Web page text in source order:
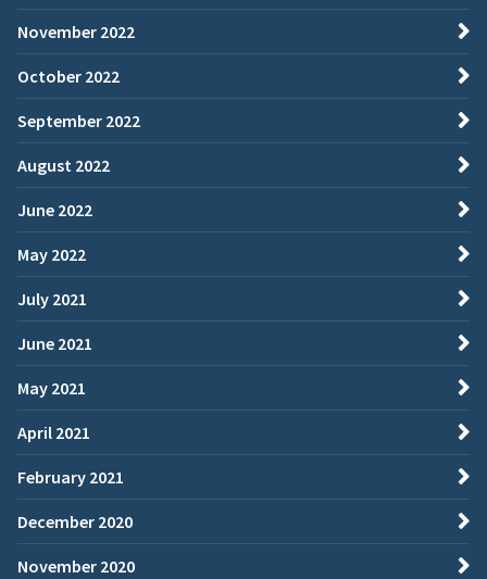
November 2022
October 2022
September 2022
August 2022
June 2022
May 2022
July 2021
June 2021
May 2021
April 2021
February 2021
December 2020
November 2020